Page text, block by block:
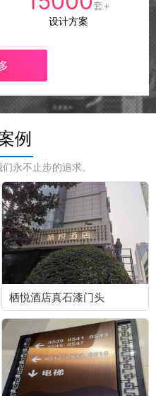
套+
设计方案
例
永不止步的追求。
栖悦酒店真石漆门头